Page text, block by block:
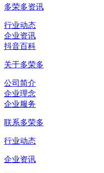
多荣多资讯
行业动态
企业资讯
抖音百科
关于多荣多
公司简介
企业理念
企业服务
联系多荣多
行业动态
企业资讯